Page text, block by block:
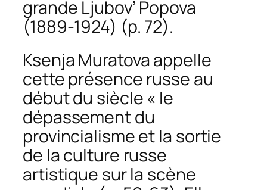
grande Ljubov’ Popova
(1889-1924) (p. 72).
Ksenja Muratova appelle
cette présence russe au
début du siècle « le
dépassement du
provincialisme et la sortie
de la culture russe
artistique sur la scène